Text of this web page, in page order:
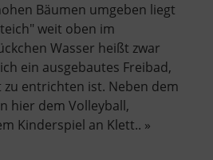
Bäumen umgeben liegt
weit oben im
Wasser heißt zwar
ein ausgebautes Freibad,
entrichten ist. Neben dem
hier dem Volleyball,
Kinderspiel an Klett.. »